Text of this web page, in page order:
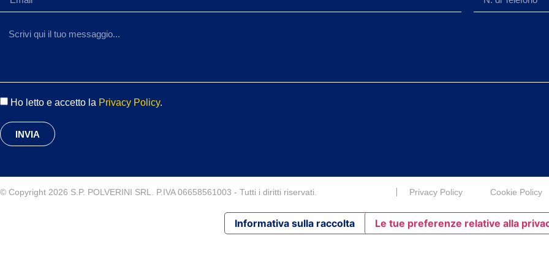
Ho letto e accetto la Privacy Policy.
INVIA
© Copyright 2026 S.P. POLVERINI SRL. P.IVA 06658561003 - Tutti i diritti riservati. Privacy Policy Cookie Policy
Informativa sulla raccolta Le tue preferenze relative alla